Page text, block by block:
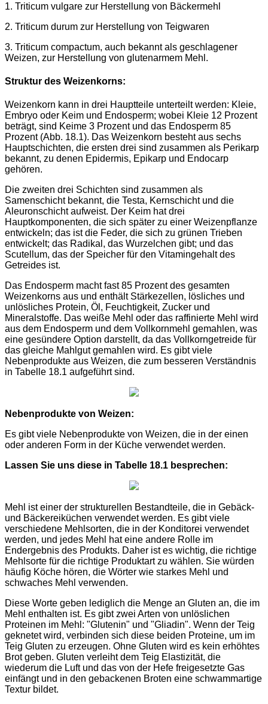
1. Triticum vulgare zur Herstellung von Bäckermehl
2. Triticum durum zur Herstellung von Teigwaren
3. Triticum compactum, auch bekannt als geschlagener
Weizen, zur Herstellung von glutenarmem Mehl.
Struktur des Weizenkorns:
Weizenkorn kann in drei Hauptteile unterteilt werden: Kleie,
Embryo oder Keim und Endosperm; wobei Kleie 12 Prozent
beträgt, sind Keime 3 Prozent und das Endosperm 85
Prozent (Abb. 18.1). Das Weizenkorn besteht aus sechs
Hauptschichten, die ersten drei sind zusammen als Perikarp
bekannt, zu denen Epidermis, Epikarp und Endocarp
gehören.
Die zweiten drei Schichten sind zusammen als
Samenschicht bekannt, die Testa, Kernschicht und die
Aleuronschicht aufweist. Der Keim hat drei
Hauptkomponenten, die sich später zu einer Weizenpflanze
entwickeln; das ist die Feder, die sich zu grünen Trieben
entwickelt; das Radikal, das Wurzelchen gibt; und das
Scutellum, das der Speicher für den Vitamingehalt des
Getreides ist.
Das Endosperm macht fast 85 Prozent des gesamten
Weizenkorns aus und enthält Stärkezellen, lösliches und
unlösliches Protein, Öl, Feuchtigkeit, Zucker und
Mineralstoffe. Das weiße Mehl oder das raffinierte Mehl wird
aus dem Endosperm und dem Vollkornmehl gemahlen, was
eine gesündere Option darstellt, da das Vollkorngetreide für
das gleiche Mahlgut gemahlen wird. Es gibt viele
Nebenprodukte aus Weizen, die zum besseren Verständnis
in Tabelle 18.1 aufgeführt sind.
Nebenprodukte von Weizen:
Es gibt viele Nebenprodukte von Weizen, die in der einen
oder anderen Form in der Küche verwendet werden.
Lassen Sie uns diese in Tabelle 18.1 besprechen:
Mehl ist einer der strukturellen Bestandteile, die in Gebäck-
und Bäckereiküchen verwendet werden. Es gibt viele
verschiedene Mehlsorten, die in der Konditorei verwendet
werden, und jedes Mehl hat eine andere Rolle im
Endergebnis des Produkts. Daher ist es wichtig, die richtige
Mehlsorte für die richtige Produktart zu wählen. Sie würden
häufig Köche hören, die Wörter wie starkes Mehl und
schwaches Mehl verwenden.
Diese Worte geben lediglich die Menge an Gluten an, die im
Mehl enthalten ist. Es gibt zwei Arten von unlöslichen
Proteinen im Mehl: "Glutenin" und "Gliadin". Wenn der Teig
geknetet wird, verbinden sich diese beiden Proteine, um im
Teig Gluten zu erzeugen. Ohne Gluten wird es kein erhöhtes
Brot geben. Gluten verleiht dem Teig Elastizität, die
wiederum die Luft und das von der Hefe freigesetzte Gas
einfängt und in den gebackenen Broten eine schwammartige
Textur bildet.